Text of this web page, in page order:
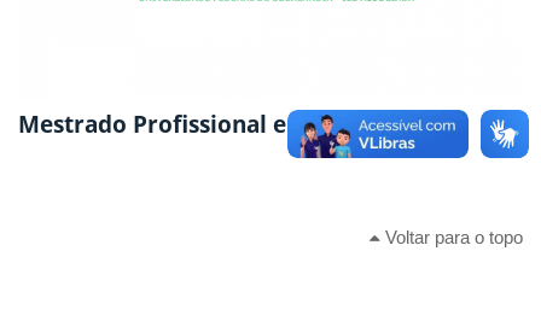
Mestrado Profissional em Artes
Voltar para o topo